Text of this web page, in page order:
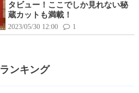
タビュー！ここでしか見れない秘
蔵カットも満載！
2023/05/30 12:00 1
ランキング